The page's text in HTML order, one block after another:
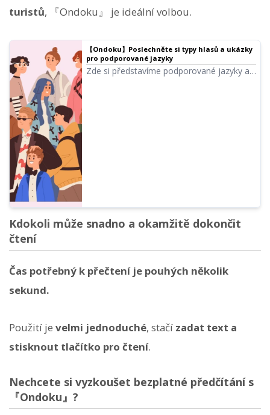
turistů, 『Ondoku』 je ideální volbou.
【Ondoku】Poslechněte si typy hlasů a ukázky
pro podporované jazyky
Zde si představíme podporované jazyky a
Kdokoli může snadno a okamžitě dokončit
čtení
Čas potřebný k přečtení je pouhých několik
sekund.
Použití je velmi jednoduché, stačí zadat text a
stisknout tlačítko pro čtení.
Nechcete si vyzkoušet bezplatné předčítání s
『Ondoku』?